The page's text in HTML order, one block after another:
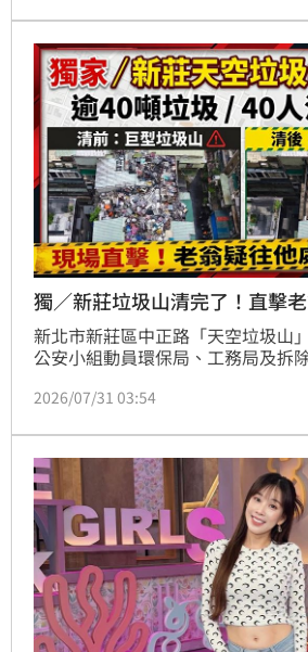
刀嗆要殺人，嚇得里長報警，警方
全案朝向殺人未遂及恐嚇罪嫌偵辦
獨／新莊垃圾山清完了！直擊
新北市新莊區中正路「天空垃圾山
公安小組動員環保局、工務局及拆
建。該名高姓老翁堆積雜物長達30
常。市府此次強制執行拆除作業，
達200萬元，後續將依法向屋主求
運廢棄物跡象，引發鄰里擔憂，但
控，確保不再發生囤積行為，並徹
區公安危機。
2026/07/31 03:54